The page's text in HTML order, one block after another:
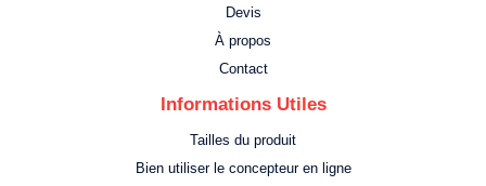
Devis
À propos
Contact
Informations Utiles
Tailles du produit
Bien utiliser le concepteur en ligne